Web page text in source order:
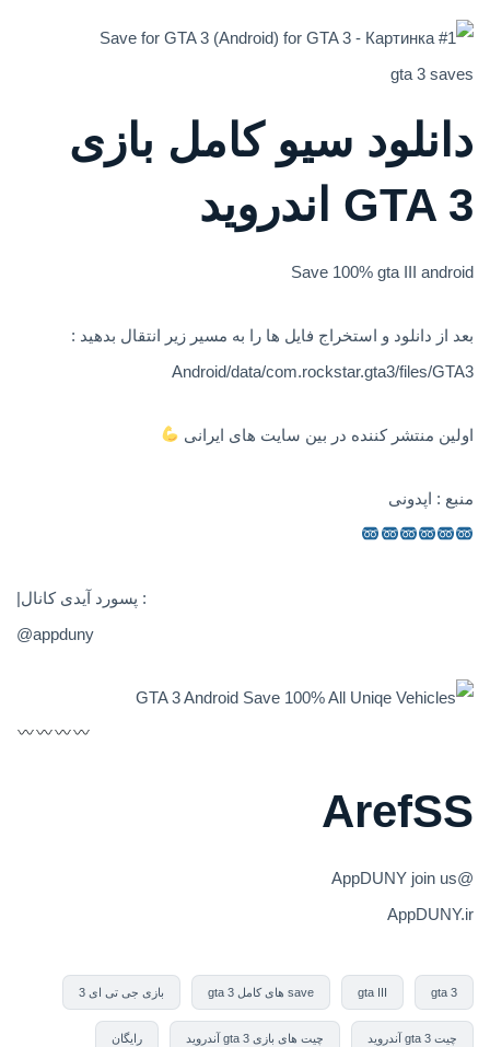
gta 3 saves
دانلود سیو کامل بازی
GTA 3 اندروید
Save 100% gta III android
بعد از دانلود و استخراج فایل ها را به مسیر زیر انتقال بدهید :
Android/data/com.rockstar.gta3/files/GTA3
اولین منتشر کننده در بین سایت های ایرانی
منبع : اپدونی
|پسورد آیدی کانال :
@appduny
ArefSS
@AppDUNY join us
AppDUNY.ir
gta 3
gta III save های کامل gta 3 بازی جی تی ای 3
چیت gta 3 آندروید چیت های بازی gta 3 آندروید رایگان